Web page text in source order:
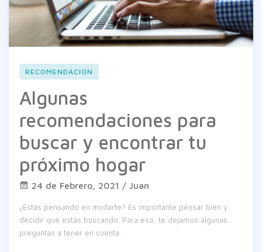
RECOMENDACION
Algunas
recomendaciones para
buscar y encontrar tu
próximo hogar
24 de Febrero, 2021 / Juan
¿Estás pensando en mudarte? Es importante pensar bien y
decidir qué estás buscando. Para eso, te dejamos algunas
preguntas a tener en cuenta.